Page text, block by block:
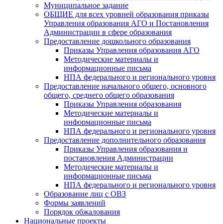
Муниципальное задание
ОБЩИЕ для всех уровней образования приказы
Управления образования АГО и Постановления
Администрации в сфере образования
Предоставление дошкольного образования
Приказы Управления образования АГО
Методические материалы и
информационные письма
НПА федерального и регионального уровня
Предоставление начального общего, основного
общего, среднего общего образования
Приказы Управления образования
Методические материалы и
информационные письма
НПА федерального и регионального уровня
Предоставление дополнительного образования
Приказы Управления образования и
постановления Администрации
Методические материалы и
информационные письма
НПА федерального и регионального уровня
Образование лиц с ОВЗ
Формы заявлений
Порядок обжалования
Национальные проекты